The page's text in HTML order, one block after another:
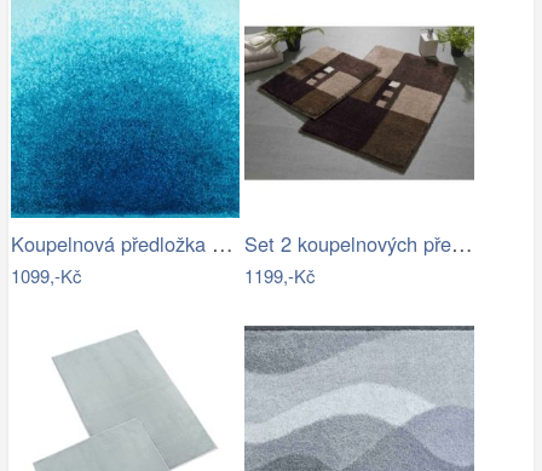
Koupelnová předložka SUNSHINE
1099,-Kč
Set 2 koupelnových předložek MERKUR
1199,-Kč